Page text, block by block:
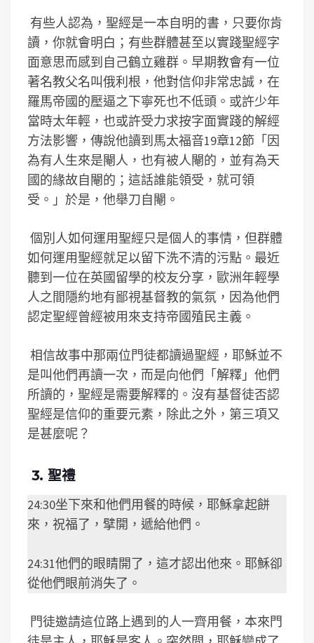
有些人認為，聖經是一本自明的書，只要你肯
讀，你就會明白；有些群體甚至以實踐聖經字
面意思而感到自己鶴立雞群。早期教會有一位
著名教父名叫俄利根，他對信仰非常忠誠，在
羅馬帝國的壓逼之下寧死也不低頭。或許少年
當時太年輕，也或許受力求按字面實踐的解經
方法影響，傳說他讀到馬太福音19章12節「因
為有人生來是閹人，也有被人閹的，並有為天
國的緣故自閹的；這話誰能領受，就可領
受。」於是，他舉刀自閹。
個別人如何運用聖經只是個人的事情，但群體
如何運用聖經就足以留下洗不清的污點。最近
聽到一位在英國留學的校友分享，歐洲年輕學
人之間隱約地有鄙視基督教的氣氛，因為他們
認定聖經曾經被用來支持帝國殖民主義。
相信故事中那兩位門徒都讀過聖經，耶穌並不
是叫他們再讀一次，而是向他們「解釋」他們
所讀的，聖經是需要解釋的。沒有基督徒否認
聖經是信仰的重要元素，除此之外，第三項又
是甚麼呢？
3. 聖禮
24:30坐下來和他們用餐的時候，耶穌拿起餅
來，祝福了，擘開，遞給他們。
24:31他們的眼睛開了，這才認出他來。耶穌卻
從他們眼前消失了。
門徒邀請這位路上遇到的人一齊用餐，本來門